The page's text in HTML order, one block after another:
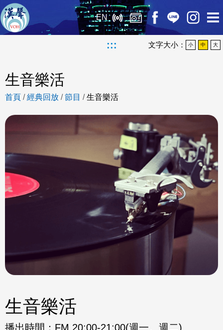
EN
::: 文字大小： 小 中 大
生音樂活
首頁 /經典回放 /節目 /生音樂活
生音樂活
播出時間： FM 20:00-21:00(週一、週二)